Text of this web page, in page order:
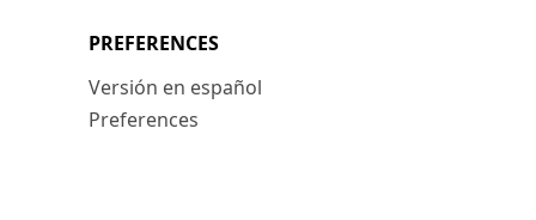
PREFERENCES
Versión en español
Preferences